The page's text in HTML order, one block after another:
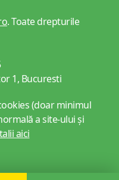
. Toate drepturile
1, Bucuresti
(doar minimul
a site-ului și
aici